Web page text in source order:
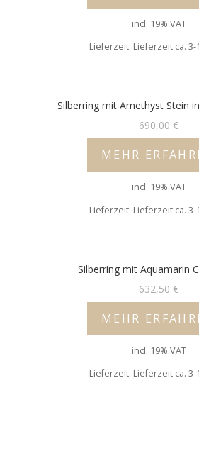
incl. 19% VAT
Lieferzeit: Lieferzeit ca. 3-
Silberring mit Amethyst Stein
690,00 €
MEHR
incl. 19% VAT
Lieferzeit: Lieferzeit ca. 3-
Silberring mit Aquamarin
632,50 €
MEHR
incl. 19% VAT
Lieferzeit: Lieferzeit ca. 3-